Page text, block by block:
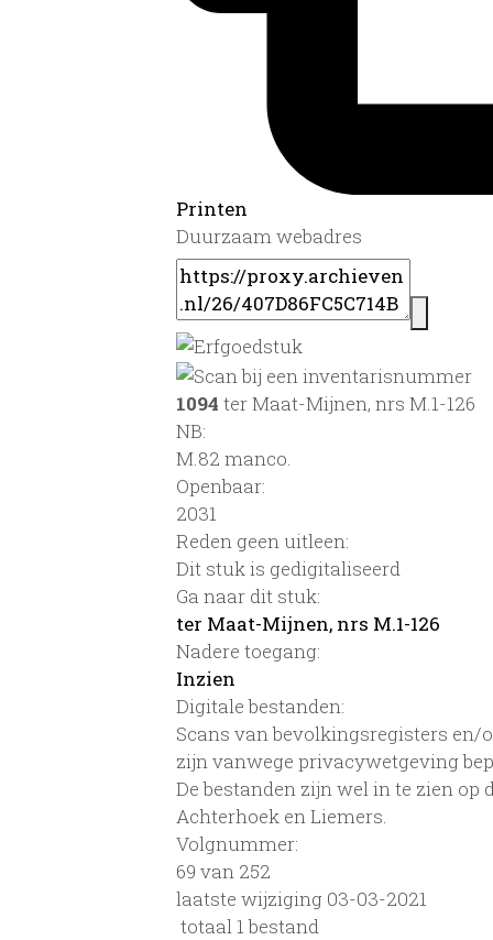
Printen
Duurzaam webadres
1094 ter Maat-Mijnen, nrs M.1-126
NB:
M.82 manco.
Openbaar:
2031
Reden geen uitleen:
Dit stuk is gedigitaliseerd
Ga naar dit stuk:
ter Maat-Mijnen, nrs M.1-126
Nadere toegang:
Inzien
Digitale bestanden:
Scans van bevolkingsregisters en/
zijn vanwege privacywetgeving
De bestanden zijn wel in te zien
Achterhoek en Liemers.
Volgnummer:
69 van 252
laatste wijziging 03-03-2021
totaal 1 bestand